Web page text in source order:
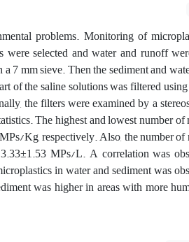
problems. Monitoring of
were selected and water and runoff
7 mm sieve. Then the sediment and
of the saline solutions was filtered
the filters were examined by a
The highest and lowest number
Kg, respectively. Also, the number
MPs/L. A correlation was
in water and sediment was
was higher in areas with more